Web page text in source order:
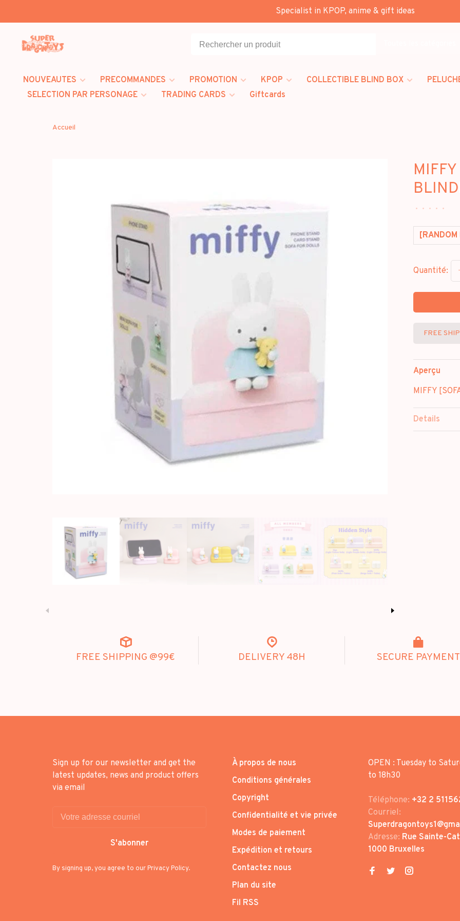
Specialist in KPOP, anime & gift ideas
NOUVEAUTES PRECOMMANDES PROMOTION KPOP COLLECTIBLE BLIND BOX
SELECTION PAR PERSONAGE
TRADING CARDS Giftcards
Accueil
• • • • •
Quantité: -
FREE
Aperçu
MIFFY
Details
FREE SHIPPING @99€ DELIVERY 48H SECURE PAYMENT
Sign up for our newsletter and get the
latest updates, news and product offers
via email
S'abonner
By signing up, you agree to our Privacy Policy.
À propos de nous
Conditions générales
Copyright
Confidentialité et vie privée
Modes de paiement
Expédition et retours
Contactez nous
Plan du site
Fil RSS
OPEN : Tuesday to
to 18h30
Téléphone: +32 2
Courriel:
Adresse: Rue Sainte-
1000 Bruxelles